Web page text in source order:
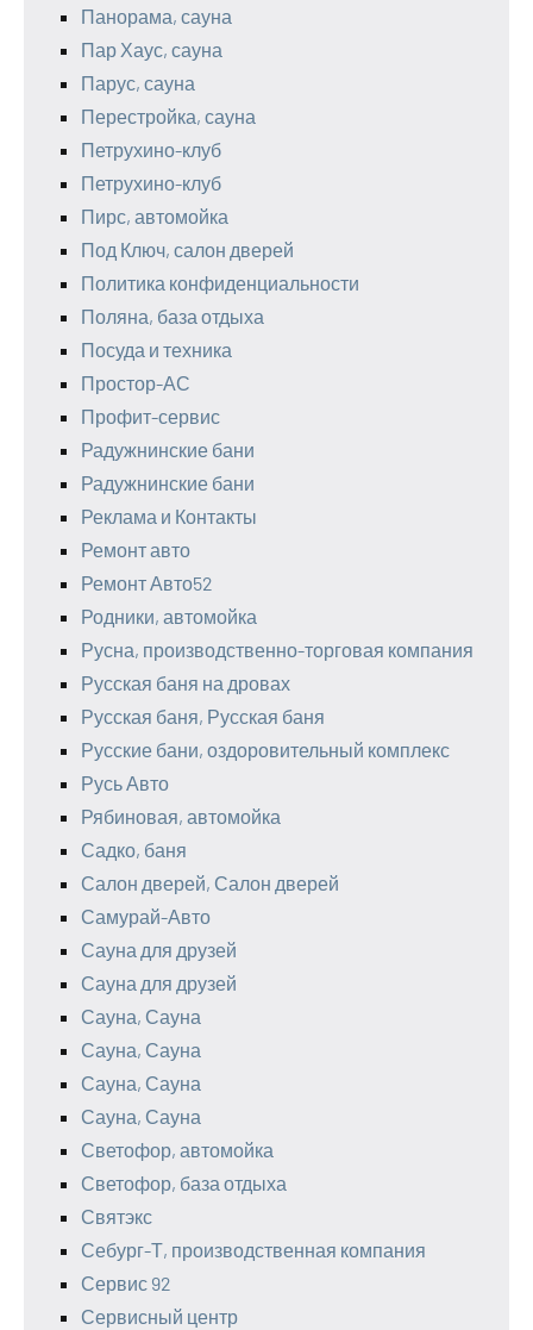
Панорама, сауна
Пар Хаус, сауна
Парус, сауна
Перестройка, сауна
Петрухино-клуб
Петрухино-клуб
Пирс, автомойка
Под Ключ, салон дверей
Политика конфиденциальности
Поляна, база отдыха
Посуда и техника
Простор-АС
Профит-сервис
Радужнинские бани
Радужнинские бани
Реклама и Контакты
Ремонт авто
Ремонт Авто52
Родники, автомойка
Русна, производственно-торговая компания
Русская баня на дровах
Русская баня, Русская баня
Русские бани, оздоровительный комплекс
Русь Авто
Рябиновая, автомойка
Садко, баня
Салон дверей, Салон дверей
Самурай-Авто
Сауна для друзей
Сауна для друзей
Сауна, Сауна
Сауна, Сауна
Сауна, Сауна
Сауна, Сауна
Светофор, автомойка
Светофор, база отдыха
Святэкс
Себург-Т, производственная компания
Сервис 92
Сервисный центр